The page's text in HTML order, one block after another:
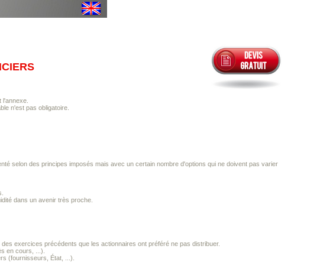
n'est pas obligatoire.
selon des principes imposés mais avec un certain nombre d'options qui ne doivent pas varier
dans un avenir très proche.
exercices précédents que les actionnaires ont préféré ne pas distribuer.
en cours, ...).
(fournisseurs, État, ...).